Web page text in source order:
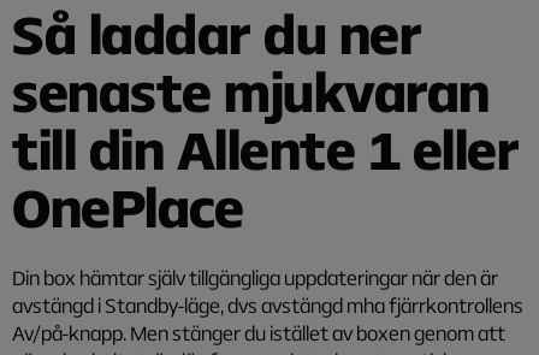
Så laddar du ner
senaste mjukvaran
till din Allente 1 eller
OnePlace
Din box hämtar själv tillgängliga uppdateringar när den är
avstängd i Standby-läge, dvs avstängd mha fjärrkontrollens
Av/på-knapp. Men stänger du istället av boxen genom att